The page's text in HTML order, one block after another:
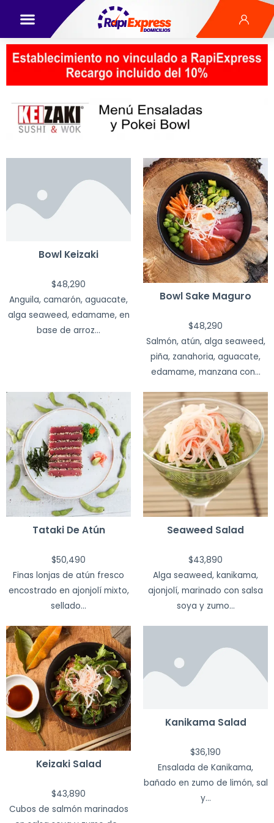
Bowl Keizaki
$48,290
Anguila, camarón, aguacate,
alga seaweed, edamame, en
base de arroz...
Bowl Sake Maguro
$48,290
Salmón, atún, alga seaweed,
piña, zanahoria, aguacate,
edamame, manzana con...
Tataki De Atún
$50,490
Finas lonjas de atún fresco
encostrado en ajonjolí mixto,
sellado...
Seaweed Salad
$43,890
Alga seaweed, kanikama,
ajonjolí, marinado con salsa
soya y zumo...
Keizaki Salad
$43,890
Cubos de salmón marinados
Kanikama Salad
$36,190
Ensalada de Kanikama,
bañado en zumo de limón, sal
y...